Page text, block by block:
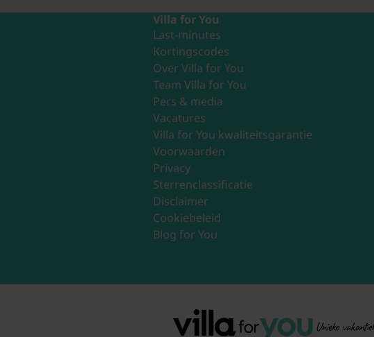
Villa for You
Last-minutes
Kortingscodes
Over Villa for You
Team Villa for You
Pers & media
Vacatures
Villa for You kwaliteitsgarantie
Voorwaarden
Privacy
Sterrenclassificatie
Disclaimer
Cookiebeleid
Blog for You